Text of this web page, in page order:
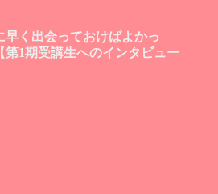
早く出会っておけばよかっ
第1期受講生へのインタビュー